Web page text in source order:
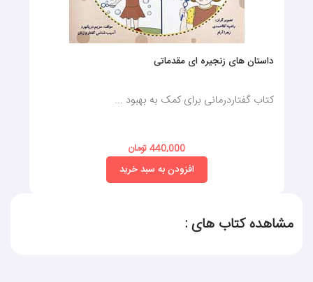
داستان‌ های زنجیره‌ ای مقدماتی
کتاب گفتاردرمانی برای کمک به بهبود ...
440,000 تومان
افزودن به سبد خرید
مشاهده کتاب های :